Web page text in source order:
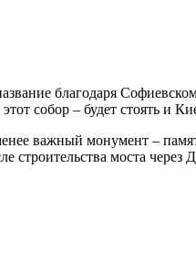
благодаря
собор – будет стоять и
важный монумент –
строительства моста